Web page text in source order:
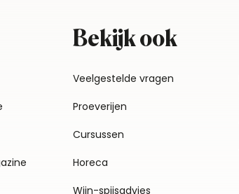
Bekijk ook
Veelgestelde vragen
Proeverijen
Cursussen
Horeca
Wijn-spijsadvies